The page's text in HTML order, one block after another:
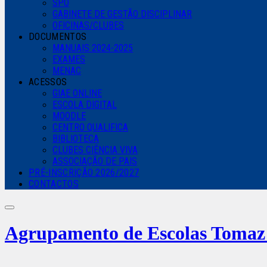
SPO
GABINETE DE GESTÃO DISCIPLINAR
OFICINAS/CLUBES
DOCUMENTOS
MANUAIS 2024-2025
EXAMES
MENAC
ACESSOS
GIAE ONLINE
ESCOLA DIGITAL
MOODLE
CENTRO QUALIFICA
BIBLIOTECA
CLUBES CIÊNCIA VIVA
ASSOCIAÇÃO DE PAIS
PRÉ-INSCRIÇÃO 2026/2027
CONTACTOS
Agrupamento de Escolas